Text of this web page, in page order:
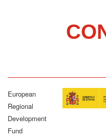
European
Regional
Development
Fund